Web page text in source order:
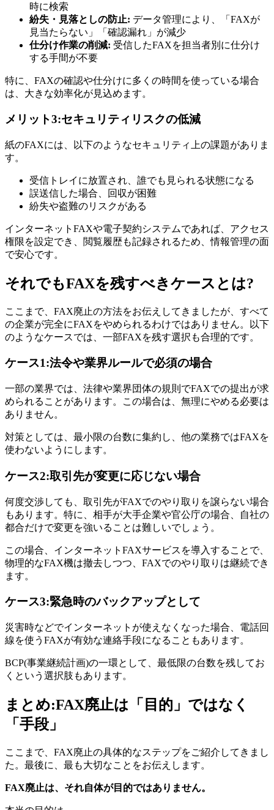
時に検索
紛失・見落としの防止: データ管理により、「FAXが
見当たらない」「確認漏れ」が減少
仕分け作業の削減: 受信したFAXを担当者別に仕分け
する手間が不要
特に、FAXの確認や仕分けに多くの時間を使っている場合
は、大きな効率化が見込めます。
メリット3:セキュリティリスクの低減
紙のFAXには、以下のようなセキュリティ上の課題がありま
す。
受信トレイに放置され、誰でも見られる状態になる
誤送信した場合、回収が困難
紛失や盗難のリスクがある
インターネットFAXや電子契約システムであれば、アクセス
権限を設定でき、閲覧履歴も記録されるため、情報管理の面
で安心です。
それでもFAXを残すべきケースとは?
ここまで、FAX廃止の方法をお伝えしてきましたが、すべて
の企業が完全にFAXをやめられるわけではありません。以下
のようなケースでは、一部FAXを残す選択も合理的です。
ケース1:法令や業界ルールで必須の場合
一部の業界では、法律や業界団体の規則でFAXでの提出が求
められることがあります。この場合は、無理にやめる必要は
ありません。
対策としては、最小限の台数に集約し、他の業務ではFAXを
使わないようにします。
ケース2:取引先が変更に応じない場合
何度交渉しても、取引先がFAXでのやり取りを譲らない場合
もあります。特に、相手が大手企業や官公庁の場合、自社の
都合だけで変更を強いることは難しいでしょう。
この場合、インターネットFAXサービスを導入することで、
物理的なFAX機は撤去しつつ、FAXでのやり取りは継続でき
ます。
ケース3:緊急時のバックアップとして
災害時などでインターネットが使えなくなった場合、電話回
線を使うFAXが有効な連絡手段になることもあります。
BCP(事業継続計画)の一環として、最低限の台数を残してお
くという選択肢もあります。
まとめ:FAX廃止は「目的」ではなく
「手段」
ここまで、FAX廃止の具体的なステップをご紹介してきまし
た。最後に、最も大切なことをお伝えします。
FAX廃止は、それ自体が目的ではありません。